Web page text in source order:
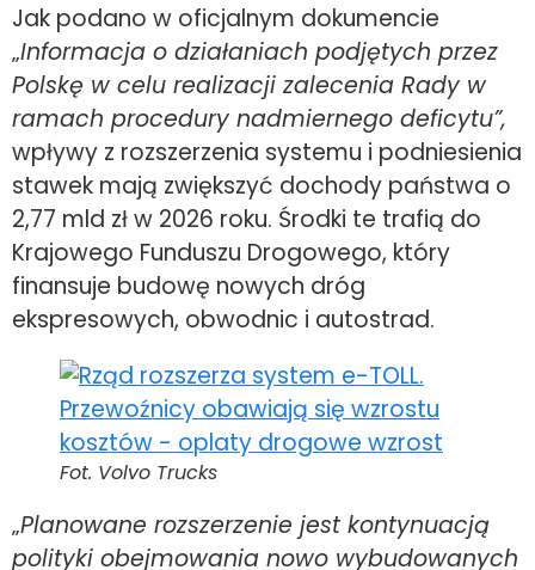
Jak podano w oficjalnym dokumencie
„Informacja o działaniach podjętych przez
Polskę w celu realizacji zalecenia Rady w
ramach procedury nadmiernego deficytu”,
wpływy z rozszerzenia systemu i podniesienia
stawek mają zwiększyć dochody państwa o
2,77 mld zł w 2026 roku. Środki te trafią do
Krajowego Funduszu Drogowego, który
finansuje budowę nowych dróg
ekspresowych, obwodnic i autostrad.
Fot. Volvo Trucks
„Planowane rozszerzenie jest kontynuacją
polityki obejmowania nowo wybudowanych